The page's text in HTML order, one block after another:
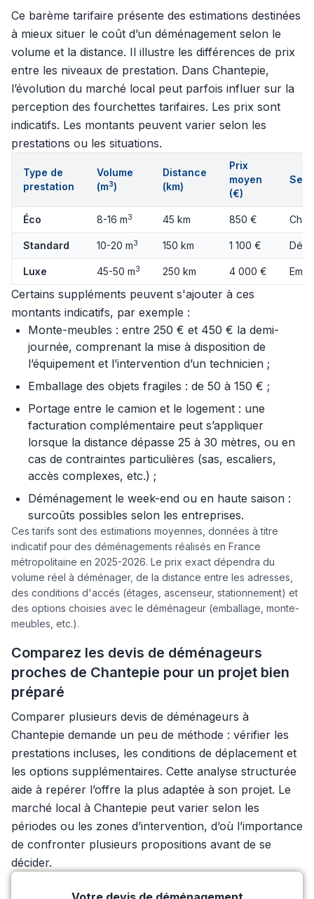
Ce barème tarifaire présente des estimations destinées
à mieux situer le coût d’un déménagement selon le
volume et la distance. Il illustre les différences de prix
entre les niveaux de prestation. Dans Chantepie,
l’évolution du marché local peut parfois influer sur la
perception des fourchettes tarifaires. Les prix sont
indicatifs. Les montants peuvent varier selon les
prestations ou les situations.
Type de
prestation
Volume
(m3)
Distance
(km)
Prix
moyen
(€)
Éco 8-16 m3 45 km 850 €
Standard 10-20 m3 150 km 1 100 €
Luxe 45-50 m3 250 km 4 000 €
Certains suppléments peuvent s'ajouter à ces
montants indicatifs, par exemple :
Monte-meubles : entre 250 € et 450 € la demi-
journée, comprenant la mise à disposition de
l’équipement et l’intervention d’un technicien ;
Emballage des objets fragiles : de 50 à 150 € ;
Portage entre le camion et le logement : une
facturation complémentaire peut s’appliquer
lorsque la distance dépasse 25 à 30 mètres, ou en
cas de contraintes particulières (sas, escaliers,
accès complexes, etc.) ;
Déménagement le week-end ou en haute saison :
surcoûts possibles selon les entreprises.
Ces tarifs sont des estimations moyennes, données à titre
indicatif pour des déménagements réalisés en France
métropolitaine en 2025-2026. Le prix exact dépendra du
volume réel à déménager, de la distance entre les adresses,
des conditions d'accés (étages, ascenseur, stationnement) et
des options choisies avec le déménageur (emballage, monte-
meubles, etc.).
Comparez les devis de déménageurs
proches de Chantepie pour un projet bien
préparé
Comparer plusieurs devis de déménageurs à
Chantepie demande un peu de méthode : vérifier les
prestations incluses, les conditions de déplacement et
les options supplémentaires. Cette analyse structurée
aide à repérer l’offre la plus adaptée à son projet. Le
marché local à Chantepie peut varier selon les
périodes ou les zones d’intervention, d’où l’importance
de confronter plusieurs propositions avant de se
décider.